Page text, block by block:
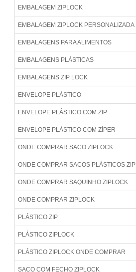
EMBALAGEM ZIPLOCK
EMBALAGEM ZIPLOCK PERSONALIZADA
EMBALAGENS PARA ALIMENTOS
EMBALAGENS PLÁSTICAS
EMBALAGENS ZIP LOCK
ENVELOPE PLÁSTICO
ENVELOPE PLÁSTICO COM ZIP
ENVELOPE PLÁSTICO COM ZÍPER
ONDE COMPRAR SACO ZIPLOCK
ONDE COMPRAR SACOS PLÁSTICOS ZIP
ONDE COMPRAR SAQUINHO ZIPLOCK
ONDE COMPRAR ZIPLOCK
PLÁSTICO ZIP
PLÁSTICO ZIPLOCK
PLÁSTICO ZIPLOCK ONDE COMPRAR
SACO COM FECHO ZIPLOCK